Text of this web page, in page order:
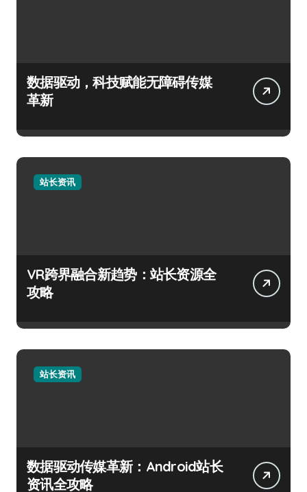
数据驱动，科技赋能无障碍传媒
革新
站长资讯
VR跨界融合新趋势：站长资源全
攻略
站长资讯
数据驱动传媒革新：Android站长
资讯全攻略